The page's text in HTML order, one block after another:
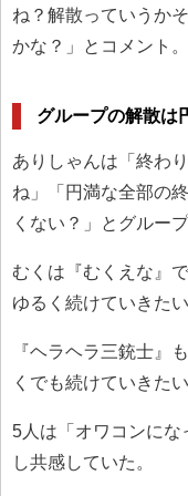
ね？解散っていうか
かな？」とコメント。
グループの解散は
ありしゃんは「終わ
ね」「円満な全部の
くない？」とグルー
むくは『むくえな』
ゆるく続けていきた
『ヘラヘラ三銃士』
くでも続けていきた
5人は「オワコンに
し共感していた。